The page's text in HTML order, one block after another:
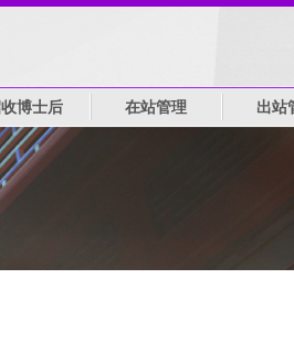
博士后 在站管理 出站